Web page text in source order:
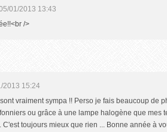
01/2013 13:43
/>
2013 15:24
vraiment sympa !! Perso je fais beaucoup de
ou grâce à une lampe halogène que mes
C'est toujours mieux que rien ... Bonne année à